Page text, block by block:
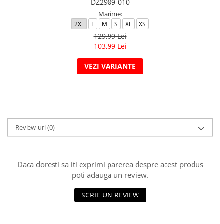
DZ2989-010
Marime:
2XL L M S XL XS
129,99 Lei
103,99 Lei
VEZI VARIANTE
Review-uri(0)
Daca doresti sa iti exprimi parerea despre acest produs
poti adauga un review.
SCRIE UN REVIEW